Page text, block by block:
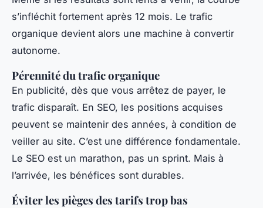
s’infléchit fortement après 12 mois. Le trafic
organique devient alors une machine à convertir
autonome.
Pérennité du trafic organique
En publicité, dès que vous arrêtez de payer, le
trafic disparaît. En SEO, les positions acquises
peuvent se maintenir des années, à condition de
veiller au site. C’est une différence fondamentale.
Le SEO est un marathon, pas un sprint. Mais à
l’arrivée, les bénéfices sont durables.
Éviter les pièges des tarifs trop bas